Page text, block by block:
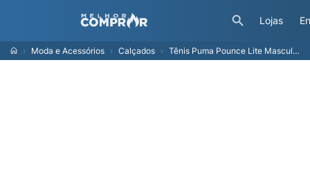
Lojas
Moda e Acessórios Calçados Tênis Puma Pounce Lite Masculino